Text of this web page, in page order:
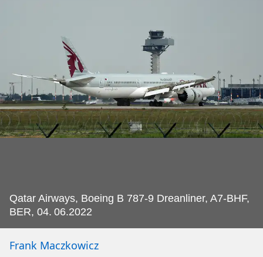
Qatar Airways, Boeing B 787-9 Dreanliner, A7-BHF,
BER, 04. 06.2022
Frank Maczkowicz